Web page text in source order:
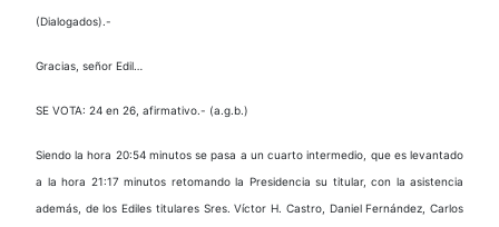
(Dialogados).-
Gracias, señor Edil…
SE VOTA: 24 en 26, afirmativo.- (a.g.b.)
Siendo la hora 20:54 minutos se pasa a un cuarto intermedio, que es levantado
a la hora 21:17 minutos retomando la Presidencia su titular, con la asistencia
además, de los Ediles titulares Sres. Víctor H. Castro, Daniel Fernández, Carlos